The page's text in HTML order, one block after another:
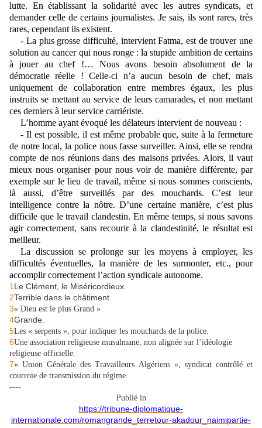
lutte. En établissant la solidarité avec les autres syndicats, et
demander celle de certains journalistes. Je sais, ils sont rares, très
rares, cependant ils existent.
- La plus grosse difficulté, intervient Fatma, est de trouver une
solution au cancer qui nous ronge : la stupide ambition de certains
à jouer au chef !… Nous avons besoin absolument de la
démocratie réelle ! Celle-ci n’a aucun besoin de chef, mais
uniquement de collaboration entre membres égaux, les plus
instruits se mettant au service de leurs camarades, et non mettant
ces derniers à leur service carriériste.
L’homme ayant évoqué les délateurs intervient de nouveau :
- Il est possible, il est même probable que, suite à la fermeture
de notre local, la police nous fasse surveiller. Ainsi, elle se rendra
compte de nos réunions dans des maisons privées. Alors, il vaut
mieux nous organiser pour nous voir de manière différente, par
exemple sur le lieu de travail, même si nous sommes conscients,
là aussi, d’être surveillés par des mouchards. C’est leur
intelligence contre la nôtre. D’une certaine manière, c’est plus
difficile que le travail clandestin. En même temps, si nous savons
agir correctement, sans recourir à la clandestinité, le résultat est
meilleur.
La discussion se prolonge sur les moyens à employer, les
difficultés éventuelles, la manière de les surmonter, etc., pour
accomplir correctement l’action syndicale autonome.
1 Le Clément, le Miséricordieux.
2Terrible dans le châtiment.
3« Dieu est le plus Grand »
4Grande.
5Les « serpents », pour indiquer les mouchards de la police.
6Une association religieuse musulmane, non alignée sur l’idéologie
religieuse officielle.
7« Union Générale des Travailleurs Algériens », syndicat contrôlé et
courroie de transmission du régime.
----
Publié in
https://tribune-diplomatique-
internationale.com/romangrande_terretour-akadour_naimipartie-